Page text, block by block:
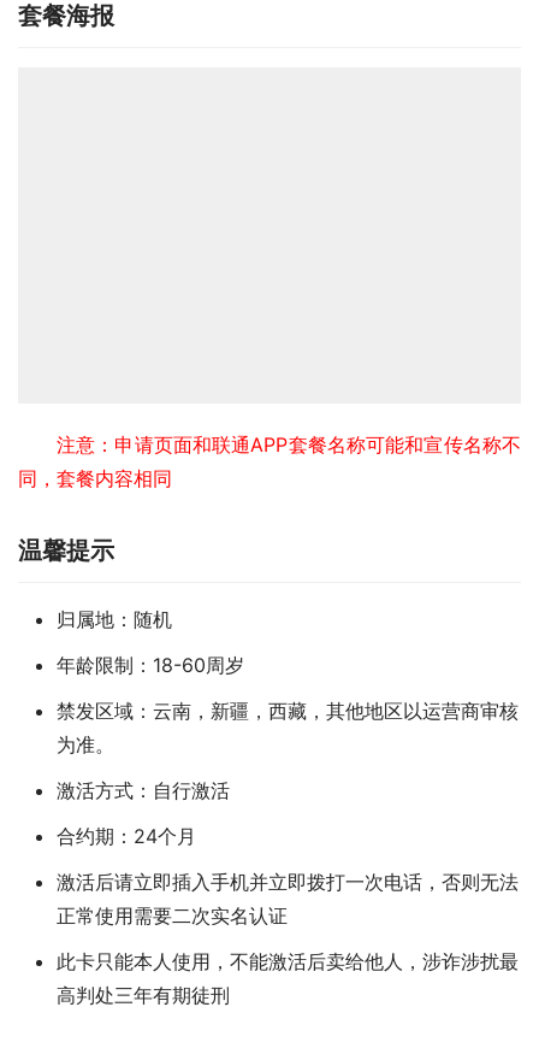
套餐海报
注意：申请页面和联通APP套餐名称可能和宣传名称不
同，套餐内容相同
温馨提示
归属地：随机
年龄限制：18-60周岁
禁发区域：云南，新疆，西藏，其他地区以运营商审核
为准。
激活方式：自行激活
合约期：24个月
激活后请立即插入手机并立即拨打一次电话，否则无法
正常使用需要二次实名认证
此卡只能本人使用，不能激活后卖给他人，涉诈涉扰最
高判处三年有期徒刑